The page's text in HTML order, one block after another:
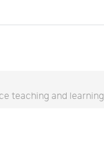
teaching and learning